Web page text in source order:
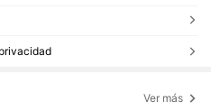
Ver más